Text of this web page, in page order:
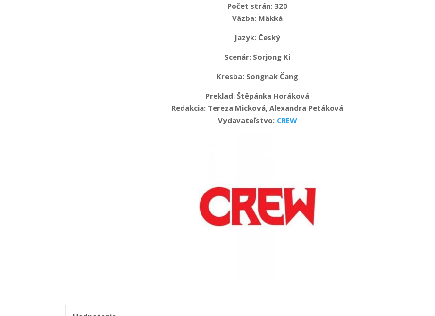
Počet strán: 320
Väzba: Mäkká
Jazyk: Český
Scenár: Sorjong Ki
Kresba: Songnak Čang
Preklad: Štěpánka Horáková
Redakcia: Tereza Micková, Alexandra Petáková
Vydavateľstvo: CREW